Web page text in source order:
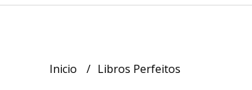
Inicio Libros Perfeitos